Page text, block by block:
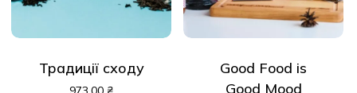
Традиції сходу
Good Food is
Good Mood